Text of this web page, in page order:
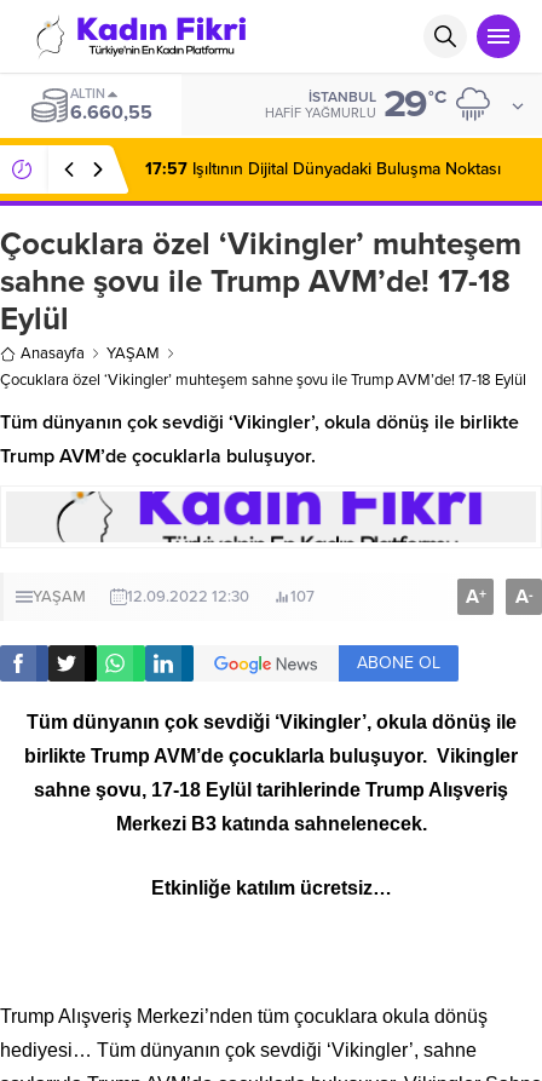
ALTIN
6.660,55
İSTANBUL
HAFIF YAĞMURLU 29°C
17:57 Işıltının Dijital Dünyadaki Buluşma Noktası
Çocuklara özel ‘Vikingler’ muhteşem
sahne şovu ile Trump AVM’de! 17-18
Eylül
Anasayfa
YAŞAM
Çocuklara özel ‘Vikingler’ muhteşem sahne şovu ile Trump AVM’de! 17-18 Eylül
Tüm dünyanın çok sevdiği ‘Vikingler’, okula dönüş ile birlikte
Trump AVM’de çocuklarla buluşuyor.
YAŞAM 12.09.2022 12:30 107 A+ A-
ABONE OL
Tüm dünyanın çok sevdiği ‘Vikingler’, okula dönüş ile
birlikte Trump AVM’de çocuklarla buluşuyor. Vikingler
sahne şovu, 17-18 Eylül tarihlerinde Trump Alışveriş
Merkezi B3 katında sahnelenecek.
Etkinliğe katılım ücretsiz…
Trump Alışveriş Merkezi’nden tüm çocuklara okula dönüş
hediyesi… Tüm dünyanın çok sevdiği ‘Vikingler’, sahne